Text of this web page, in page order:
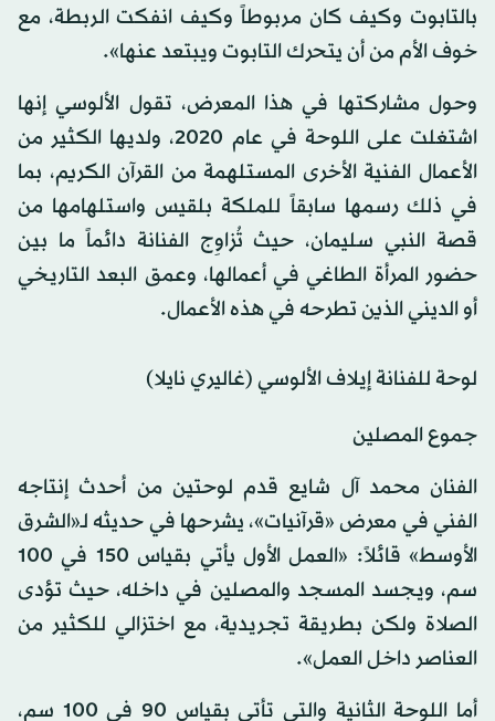
بالتابوت وكيف كان مربوطاً وكيف انفكت الربطة، مع
خوف الأم من أن يتحرك التابوت ويبتعد عنها».
وحول مشاركتها في هذا المعرض، تقول الألوسي إنها
اشتغلت على اللوحة في عام 2020، ولديها الكثير من
الأعمال الفنية الأخرى المستلهمة من القرآن الكريم، بما
في ذلك رسمها سابقاً للملكة بلقيس واستلهامها من
قصة النبي سليمان، حيث تُزاوِج الفنانة دائماً ما بين
حضور المرأة الطاغي في أعمالها، وعمق البعد التاريخي
أو الديني الذين تطرحه في هذه الأعمال.
لوحة للفنانة إيلاف الألوسي (غاليري نايلا)
جموع المصلين
الفنان محمد آل شايع قدم لوحتين من أحدث إنتاجه
الفني في معرض «قرآنيات»، يشرحها في حديثه لـ«الشرق
الأوسط» قائلاً: «العمل الأول يأتي بقياس 150 في 100
سم، ويجسد المسجد والمصلين في داخله، حيث تؤدى
الصلاة ولكن بطريقة تجريدية، مع اختزالي للكثير من
العناصر داخل العمل».
أما اللوحة الثانية والتي تأتي بقياس 90 في 100 سم،